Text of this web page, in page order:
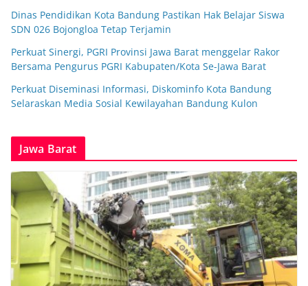
Dinas Pendidikan Kota Bandung Pastikan Hak Belajar Siswa
SDN 026 Bojongloa Tetap Terjamin
Perkuat Sinergi, PGRI Provinsi Jawa Barat menggelar Rakor
Bersama Pengurus PGRI Kabupaten/Kota Se-Jawa Barat
Perkuat Diseminasi Informasi, Diskominfo Kota Bandung
Selaraskan Media Sosial Kewilayahan Bandung Kulon
Jawa Barat